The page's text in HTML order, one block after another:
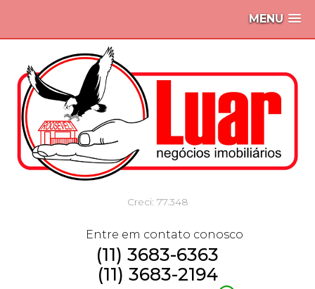
MENU
Creci: 77.348
Entre em contato conosco
(11) 3683-6363
(11) 3683-2194